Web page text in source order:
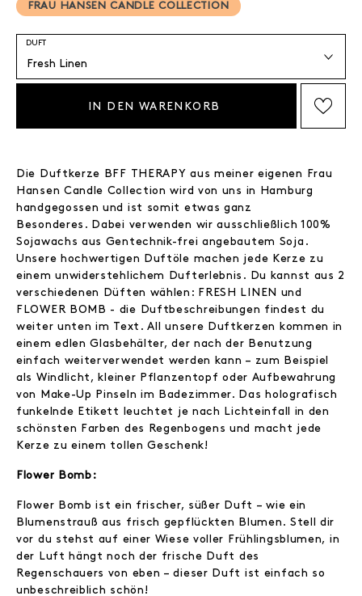
FRAU HANSEN CANDLE COLLECTION
DUFT
IN DEN WARENKORB
Die Duftkerze BFF THERAPY aus meiner eigenen Frau
Hansen Candle Collection wird von uns in Hamburg
handgegossen und ist somit etwas ganz
Besonderes. Dabei verwenden wir ausschließlich 100%
Sojawachs aus Gentechnik-frei angebautem Soja.
Unsere hochwertigen Duftöle machen jede Kerze zu
einem unwiderstehlichem Dufterlebnis. Du kannst aus 2
verschiedenen Düften wählen: FRESH LINEN und
FLOWER BOMB - die Duftbeschreibungen findest du
weiter unten im Text. All unsere Duftkerzen kommen in
einem edlen Glasbehälter, der nach der Benutzung
einfach weiterverwendet werden kann – zum Beispiel
als Windlicht, kleiner Pflanzentopf oder Aufbewahrung
von Make-Up Pinseln im Badezimmer. Das holografisch
funkelnde Etikett leuchtet je nach Lichteinfall in den
schönsten Farben des Regenbogens und macht jede
Kerze zu einem tollen Geschenk!
Flower Bomb:
Flower Bomb ist ein frischer, süßer Duft – wie ein
Blumenstrauß aus frisch gepflückten Blumen. Stell dir
vor du stehst auf einer Wiese voller Frühlingsblumen, in
der Luft hängt noch der frische Duft des
Regenschauers von eben – dieser Duft ist einfach so
unbeschreiblich schön!